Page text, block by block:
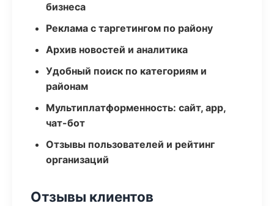
бизнеса
Реклама с таргетингом по району
Архив новостей и аналитика
Удобный поиск по категориям и
районам
Мультиплатформенность: сайт, app,
чат-бот
Отзывы пользователей и рейтинг
организаций
Отзывы клиентов